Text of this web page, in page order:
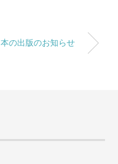
本の出版のお知らせ